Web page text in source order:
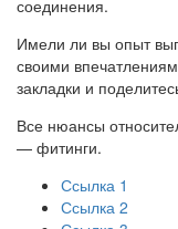
соединения.
Имели ли вы опыт
своими
закладки и
Все нюансы
— фитинги.
Ссылка 1
Ссылка 2